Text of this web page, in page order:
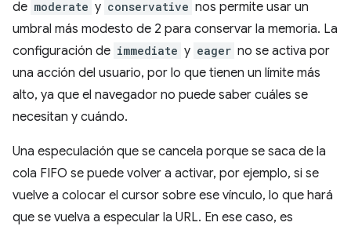
de moderate y conservative nos permite usar un
umbral más modesto de 2 para conservar la memoria. La
configuración de immediate y eager no se activa por
una acción del usuario, por lo que tienen un límite más
alto, ya que el navegador no puede saber cuáles se
necesitan y cuándo.
Una especulación que se cancela porque se saca de la
cola FIFO se puede volver a activar, por ejemplo, si se
vuelve a colocar el cursor sobre ese vínculo, lo que hará
que se vuelva a especular la URL. En ese caso, es